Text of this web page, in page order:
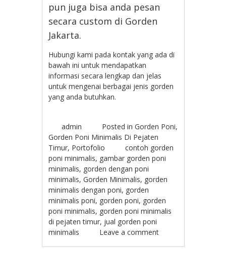
pun juga bisa anda pesan
secara custom di Gorden
Jakarta.
Hubungi kami pada kontak yang ada di
bawah ini untuk mendapatkan
informasi secara lengkap dan jelas
untuk mengenai berbagai jenis gorden
yang anda butuhkan.
admin Posted inGorden Poni,
Gorden Poni Minimalis Di Pejaten
Timur, Portofolio
contoh gorden
poni minimalis, gambar gorden poni
minimalis, gorden dengan poni
minimalis,Gorden Minimalis, gorden
minimalis dengan poni, gorden
minimalis poni, gorden poni, gorden
poni minimalis, gorden poni minimalis
di pejaten timur, jual gorden poni
minimalis
Leave a comment